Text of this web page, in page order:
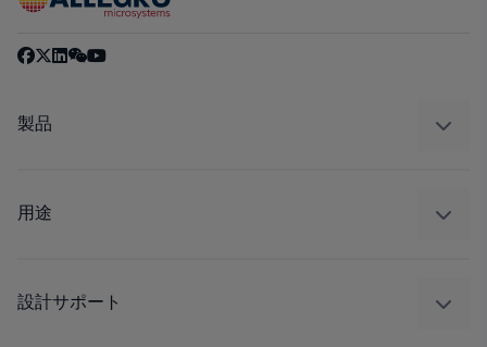
製品
レギュレート
用途
工業
設計サポート